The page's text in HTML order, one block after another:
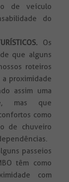
de veículo
do
Os
que alguns
roteiros
proximidade
assim uma
mas que
como
de chuveiro
passeios
têm como
com